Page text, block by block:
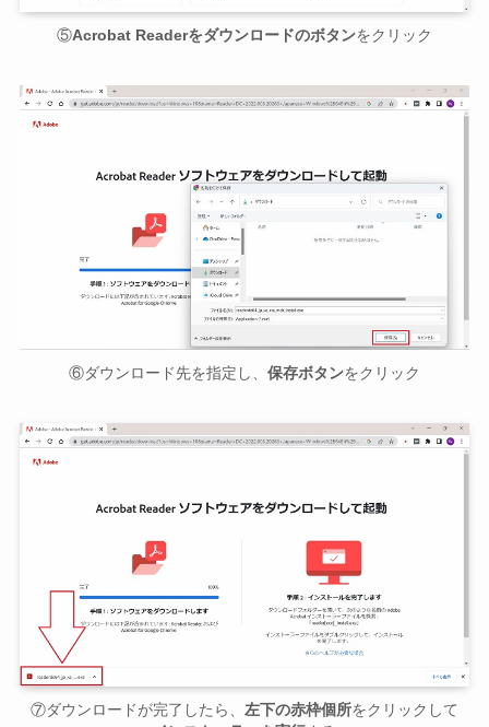
⑤Acrobat Readerをダウンロードのボタンをクリック
⑥ダウンロード先を指定し、 保存ボタンをクリック
⑦ダウンロードが完了したら、 左下の赤枠個所をクリックして